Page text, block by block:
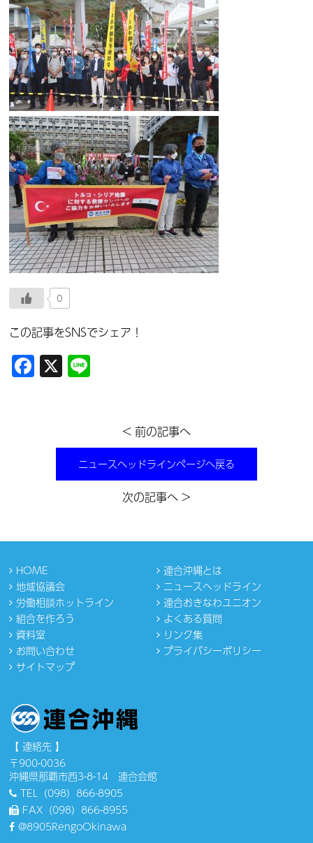
0
この記事をSNSでシェア！
Facebook
X
< 前の記事へ
ニュースヘッドラインページへ戻る
次の記事へ >
HOME
連合沖縄とは
地域協議会
ニュースヘッドライン
労働相談ホットライン
連合おきなわユニオン
組合を作ろう
よくある質問
資料室
リンク集
お問い合わせ
プライバシーポリシー
サイトマップ
【 連絡先 】
〒900-0036
沖縄県那覇市西3-8-14 連合会館
TEL（098）866-8905
FAX（098）866-8955
@8905RengoOkinawa